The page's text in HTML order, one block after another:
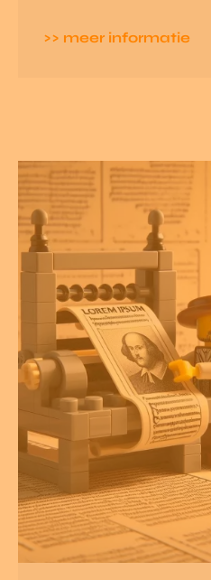
>> meer informatie